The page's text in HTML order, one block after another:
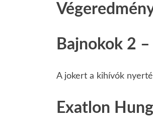
Bajnokok 2
A jokert a kihívók
Exatlon